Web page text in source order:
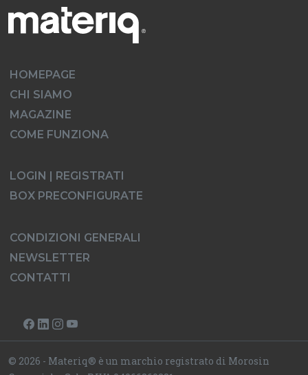
HOMEPAGE
CHI SIAMO
MAGAZINE
COME FUNZIONA
LOGIN | REGISTRATI
BOX PRECONFIGURATE
CONDIZIONI GENERALI
NEWSLETTER
CONTATTI
© 2026 - Materiq® è un marchio registrato di Morosin